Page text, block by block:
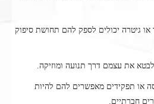
או גיטרה יכולים לספק להם תחושת סיפוק
את עצמם דרך תנועה ומוזיקה.
או תפקידים מאפשרים להם להיות
חברתיים.